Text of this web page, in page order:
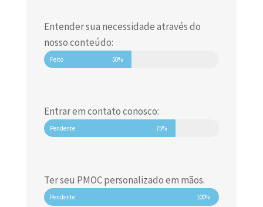
Entender sua necessidade através do
nosso conteúdo:
Feito 50%
Entrar em contato conosco:
Pendente 75%
Ter seu PMOC personalizado em mãos.
Pendente 100%